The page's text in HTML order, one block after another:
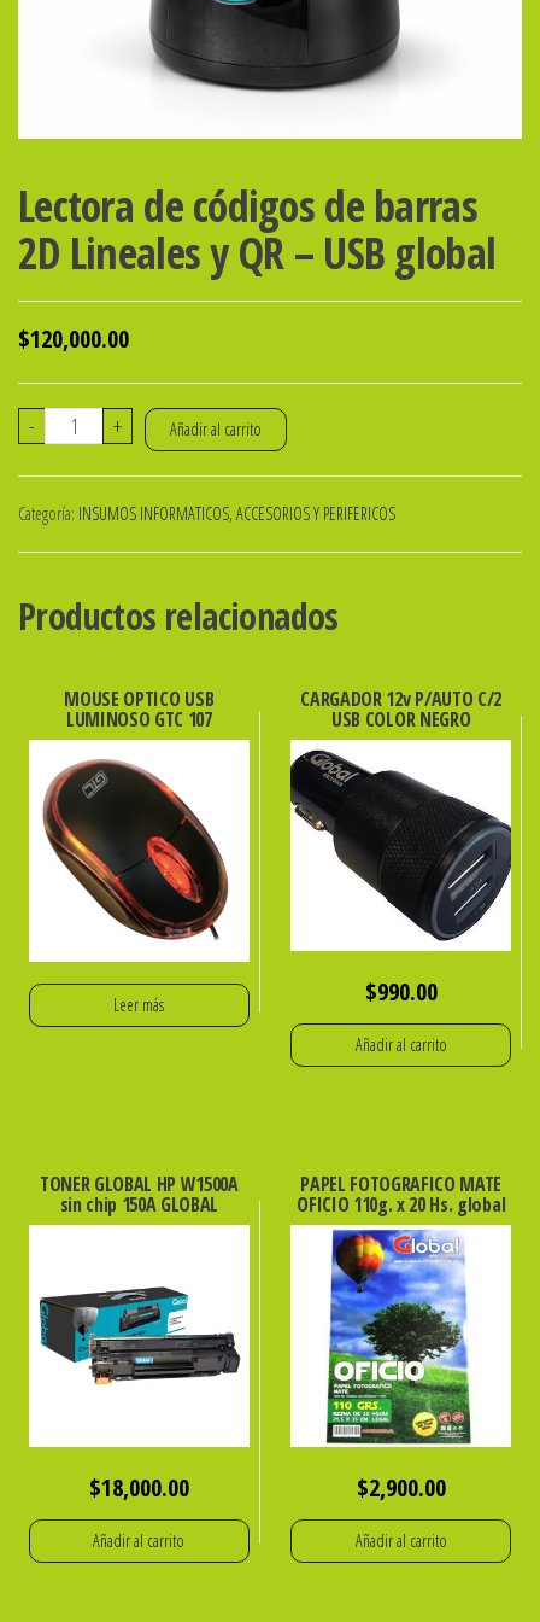
Lectora de códigos de barras
2D Lineales y QR – USB global
$120,000.00
-
Lectora
de
barras
Lineales
QR
USB
global
cantidad
+ Añadir al carrito
Categoría: INSUMOS INFORMATICOS, ACCESORIOS Y PERIFERICOS
Productos relacionados
MOUSE OPTICO USB
LUMINOSO GTC 107
Leer más
CARGADOR 12v P/AUTO C/2
USB COLOR NEGRO
$990.00
Añadir al carrito
TONER GLOBAL HP W1500A
sin chip 150A GLOBAL
$18,000.00
Añadir al carrito
PAPEL FOTOGRAFICO MATE
OFICIO 110g. x 20 Hs. global
$2,900.00
Añadir al carrito